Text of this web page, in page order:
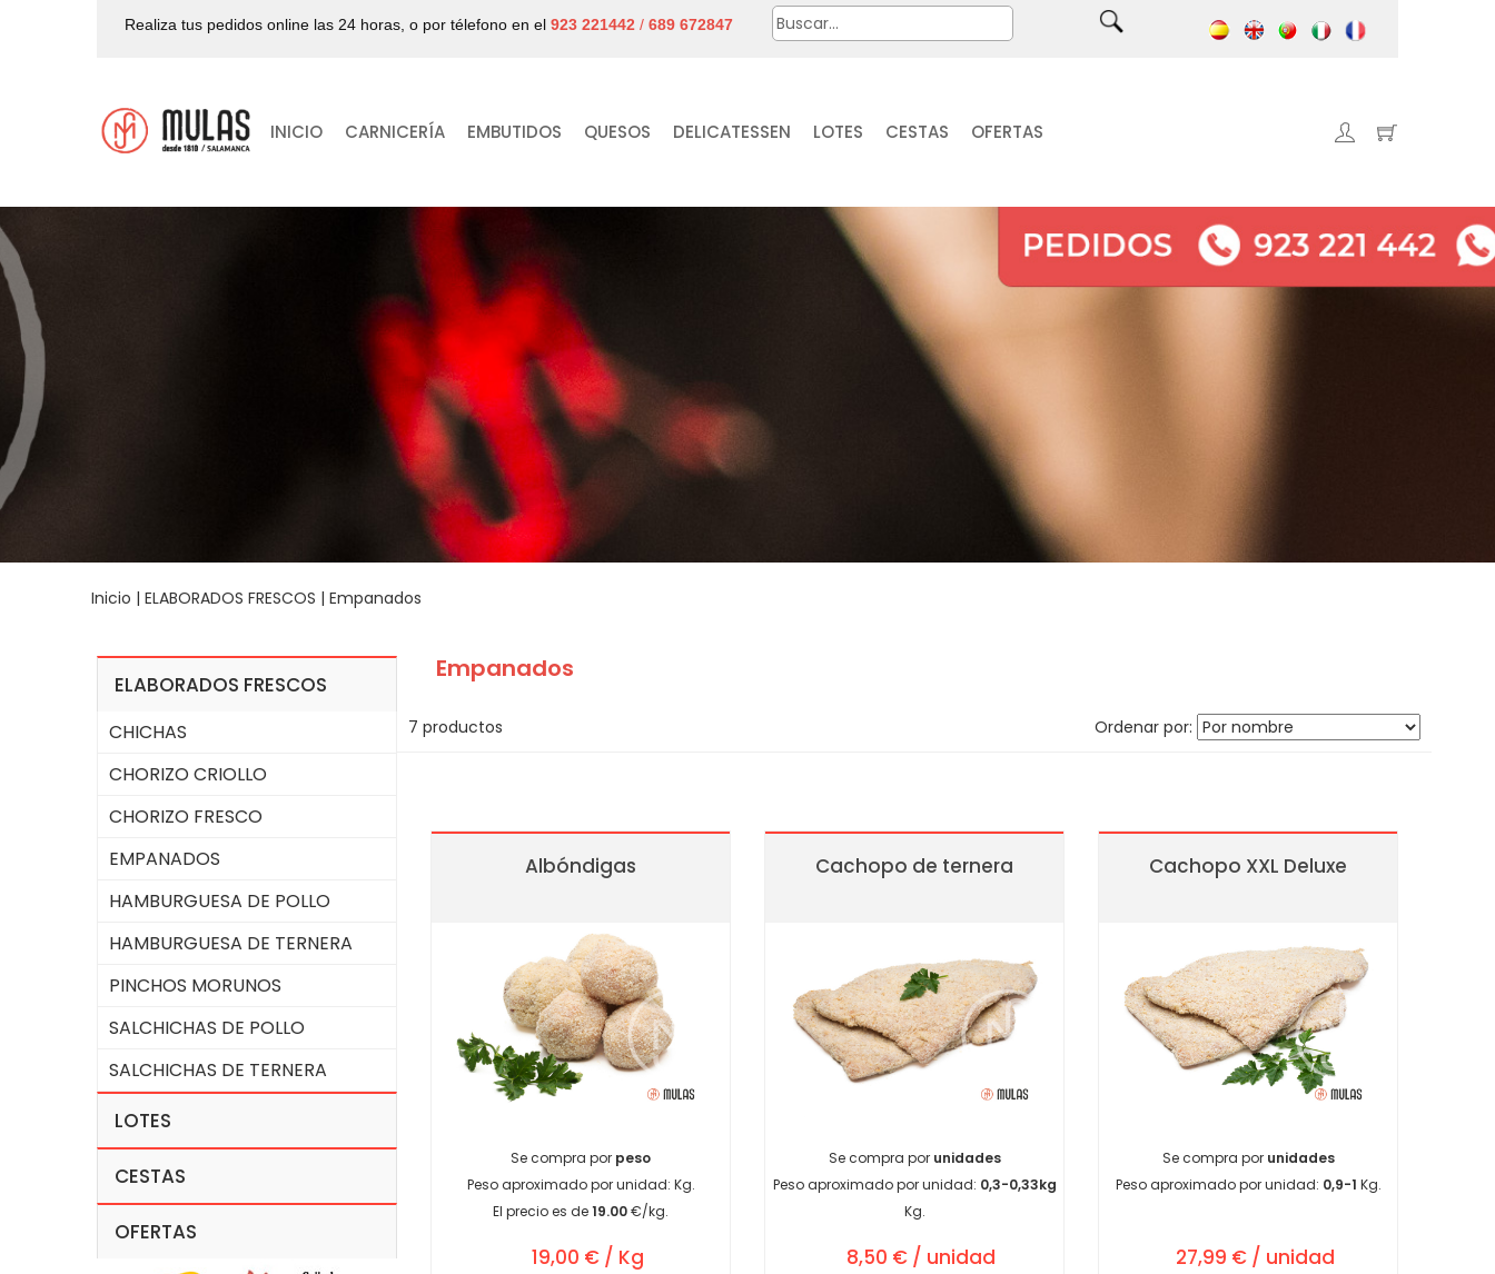
Realiza tus pedidos online las 24 horas, o por télefono en el 923 221442 / 689 672847
INICIO CARNICERÍA EMBUTIDOS QUESOS DELICATESSEN LOTES CESTAS OFERTAS
Inicio | ELABORADOS FRESCOS | Empanados
ELABORADOS FRESCOS
CHICHAS
CHORIZO CRIOLLO
CHORIZO FRESCO
EMPANADOS
HAMBURGUESA DE POLLO
HAMBURGUESA DE TERNERA
PINCHOS MORUNOS
SALCHICHAS DE POLLO
SALCHICHAS DE TERNERA
LOTES
CESTAS
OFERTAS
Empanados
7 productos Ordenar por:
Albóndigas
Se compra por peso
Peso aproximado por unidad: Kg.
El precio es de19.00€/kg.
19,00 € / Kg
Cachopo de ternera
Se compra por unidades
Peso aproximado por unidad: 0,3-0,33kg
Kg.
8,50 € / unidad
Cachopo XXL Deluxe
Se compra por unidades
Peso aproximado por unidad: 0,9-1 Kg.
27,99 € / unidad